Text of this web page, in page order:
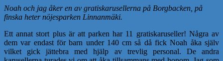
Noah och jag åker en av gratiskarusellerna på Borgbacken, på
finska heter nöjesparken Linnanmäki.
Ett annat stort plus är att parken har 11 gratiskaruseller! Några av
dem var endast för barn under 140 cm så då fick Noah åka själv
vilket gick jättebra med hjälp av trevlig personal. De andra